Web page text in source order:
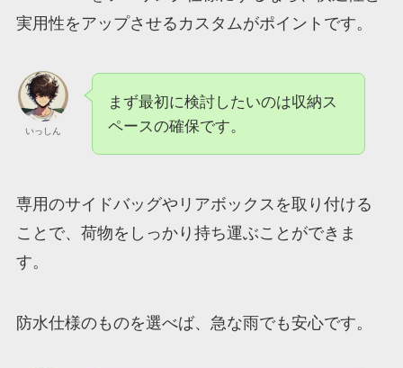
実用性をアップさせるカスタムがポイントです。
いっしん
まず最初に検討したいのは収納ス
ペースの確保です。
専用のサイドバッグやリアボックスを取り付ける
ことで、荷物をしっかり持ち運ぶことができま
す。
防水仕様のものを選べば、急な雨でも安心です。